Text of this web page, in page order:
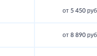
от 5 450 руб
от 8 890 руб